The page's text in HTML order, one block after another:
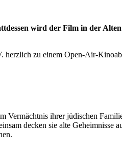
wird der Film in der
zu einem Open-Air-
ihrer jüdischen
decken sie alte Geheimnisse